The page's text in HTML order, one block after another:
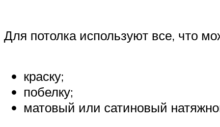
Для потолка используют все, что
краску;
побелку;
матовый или сатиновый